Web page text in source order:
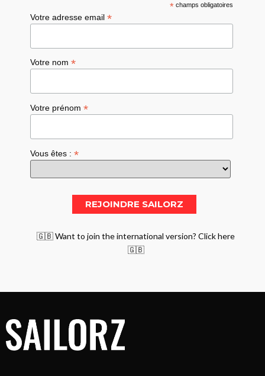
*champs obligatoires
Votre adresse email*
Votre nom*
Votre prénom*
Vous êtes :*
🇬🇧 Want to join the international version? Click here
🇬🇧